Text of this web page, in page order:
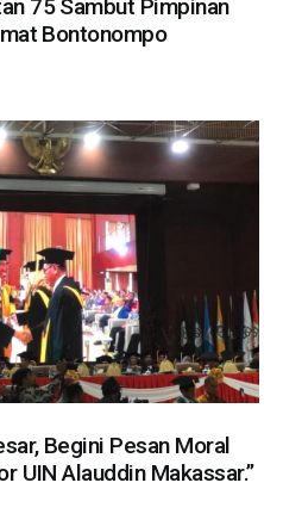
75 Sambut Pimpinan
Bontonompo
Begini Pesan Moral
UIN Alauddin Makassar.”